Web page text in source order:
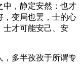
中，静定安然；也才
，变局也罢，士的心
士才可能安己、安
，多半孜孜于所谓专